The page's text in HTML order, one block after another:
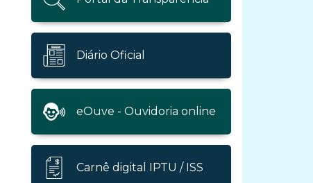
Diário Oficial
eOuve - Ouvidoria online
Carnê digital IPTU / ISS